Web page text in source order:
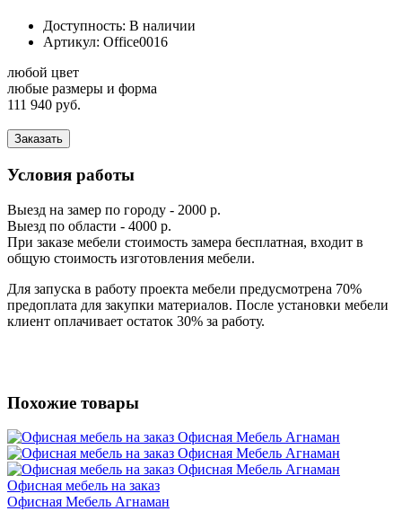
Доступность: В наличии
Артикул: Office0016
любой цвет
любые размеры и форма
111 940 руб.
Заказать
Условия работы
Выезд на замер по городу - 2000 р.
Выезд по области - 4000 р.
При заказе мебели стоимость замера бесплатная, входит в
общую стоимость изготовления мебели.
Для запуска в работу проекта мебели предусмотрена 70%
предоплата для закупки материалов. После установки мебели
клиент оплачивает остаток 30% за работу.
Похожие товары
Офисная мебель на заказ
Офисная Мебель Агнаман